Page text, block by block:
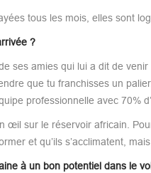
tous les mois, elles sont
?
ses amies qui lui a dit de
que tu franchisses un
professionnelle avec 70%
sur le réservoir africain.
et qu’ils s’acclimatent,
à un bon potentiel dans le